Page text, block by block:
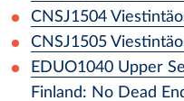
CNSJ1504
CNSJ1505
EDUO1040 Upper
Finland: No Dead